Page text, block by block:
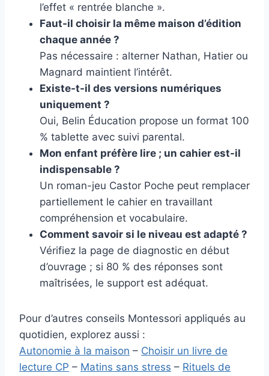
l’effet « rentrée blanche ».
Faut-il choisir la même maison d’édition
chaque année ?
Pas nécessaire : alterner Nathan, Hatier ou
Magnard maintient l’intérêt.
Existe-t-il des versions numériques
uniquement ?
Oui, Belin Éducation propose un format 100
% tablette avec suivi parental.
Mon enfant préfère lire ; un cahier est-il
indispensable ?
Un roman-jeu Castor Poche peut remplacer
partiellement le cahier en travaillant
compréhension et vocabulaire.
Comment savoir si le niveau est adapté ?
Vérifiez la page de diagnostic en début
d’ouvrage ; si 80 % des réponses sont
maîtrisées, le support est adéquat.
Pour d’autres conseils Montessori appliqués au
quotidien, explorez aussi :
Autonomie à la maison – Choisir un livre de
lecture CP – Matins sans stress – Rituels de